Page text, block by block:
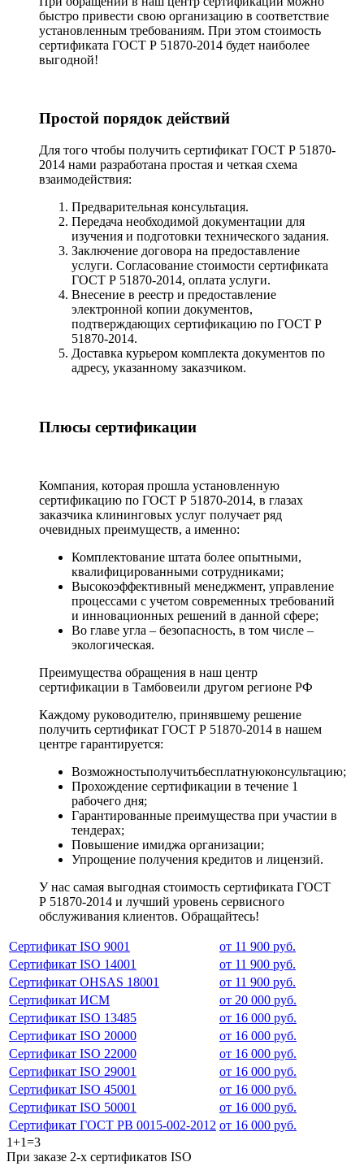
быстро привести свою организацию в соответствие
установленным требованиям. При этом стоимость
сертификата ГОСТ Р 51870-2014 будет наиболее
выгодной!
Простой порядок действий
Для того чтобы получить сертификат ГОСТ Р 51870-
2014 нами разработана простая и четкая схема
взаимодействия:
Предварительная консультация.
Передача необходимой документации для
изучения и подготовки технического задания.
Заключение договора на предоставление
услуги. Согласование стоимости сертификата
ГОСТ Р 51870-2014, оплата услуги.
Внесение в реестр и предоставление
электронной копии документов,
подтверждающих сертификацию по ГОСТ Р
51870-2014.
Доставка курьером комплекта документов по
адресу, указанному заказчиком.
Плюсы сертификации
Компания, которая прошла установленную
сертификацию по ГОСТ Р 51870-2014, в глазах
заказчика клининговых услуг получает ряд
очевидных преимуществ, а именно:
Комплектование штата более опытными,
квалифицированными сотрудниками;
Высокоэффективный менеджмент, управление
процессами с учетом современных требований
и инновационных решений в данной сфере;
Во главе угла – безопасность, в том числе –
экологическая.
Преимущества обращения в наш центр
сертификации в Тамбовеили другом регионе РФ
Каждому руководителю, принявшему решение
получить сертификат ГОСТ Р 51870-2014 в нашем
центре гарантируется:
Возможностьполучитьбесплатнуюконсультацию;
Прохождение сертификации в течение 1
рабочего дня;
Гарантированные преимущества при участии в
тендерах;
Повышение имиджа организации;
Упрощение получения кредитов и лицензий.
У нас самая выгодная стоимость сертификата ГОСТ
Р 51870-2014 и лучший уровень сервисного
обслуживания клиентов. Обращайтесь!
Сертификат ISO 9001
от 11 900 руб.
Сертификат ISO 14001
от 11 900 руб.
Сертификат OHSAS 18001
от 11 900 руб.
Сертификат ИСМ
от 20 000 руб.
Сертификат ISO 13485
от 16 000 руб.
Сертификат ISO 20000
от 16 000 руб.
Сертификат ISO 22000
от 16 000 руб.
Сертификат ISO 29001
от 16 000 руб.
Сертификат ISO 45001
от 16 000 руб.
Сертификат ISO 50001
от 16 000 руб.
Сертификат ГОСТ РВ 0015-002-2012 от 16 000 руб.
1+1=3
При заказе 2-х сертификатов ISO